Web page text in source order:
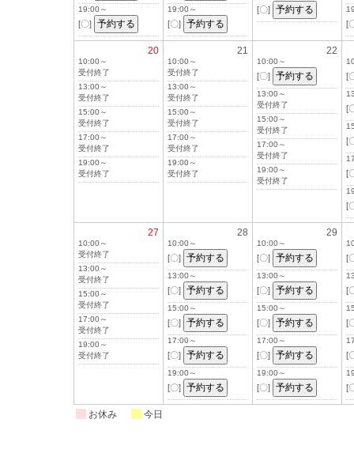
19:00～
[〇]
19:00～
[〇]
[〇]
[
20
10:00～
受付終了
13:00～
受付終了
15:00～
受付終了
17:00～
受付終了
19:00～
受付終了
21
10:00～
受付終了
13:00～
受付終了
15:00～
受付終了
17:00～
受付終了
19:00～
受付終了
22
10:00～
[〇]
13:00～
受付終了
15:00～
受付終了
17:00～
受付終了
19:00～
受付終了
[
[
[
[
[
27
10:00～
受付終了
13:00～
受付終了
15:00～
受付終了
17:00～
受付終了
19:00～
受付終了
28
10:00～
[〇]
13:00～
[〇]
15:00～
[〇]
17:00～
[〇]
19:00～
[〇]
29
10:00～
[〇]
13:00～
[〇]
15:00～
[〇]
17:00～
[〇]
19:00～
[〇]
[
[
[
[
[
お休み 今日